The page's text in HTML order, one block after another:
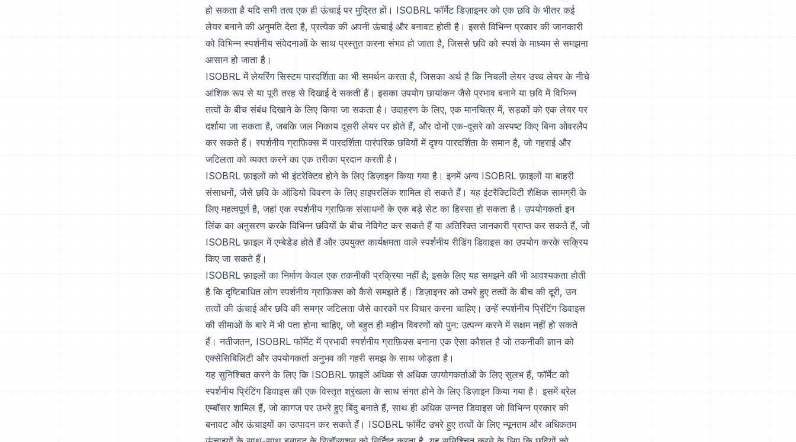
हो सकता है यदि सभी तत्व एक ही ऊंचाई पर मुद्रित हों। ISOBRL फॉर्मेट डिज़ाइनर को एक छवि के भीतर कई
लेयर बनाने की अनुमति देता है, प्रत्येक की अपनी ऊंचाई और बनावट होती है। इससे विभिन्न प्रकार की जानकारी
को विभिन्न स्पर्शनीय संवेदनाओं के साथ प्रस्तुत करना संभव हो जाता है, जिससे छवि को स्पर्श के माध्यम से समझना
आसान हो जाता है।
ISOBRL में लेयरिंग सिस्टम पारदर्शिता का भी समर्थन करता है, जिसका अर्थ है कि निचली लेयर उच्च लेयर के नीचे
आंशिक रूप से या पूरी तरह से दिखाई दे सकती हैं। इसका उपयोग छायांकन जैसे प्रभाव बनाने या छवि में विभिन्न
तत्वों के बीच संबंध दिखाने के लिए किया जा सकता है। उदाहरण के लिए, एक मानचित्र में, सड़कों को एक लेयर पर
दर्शाया जा सकता है, जबकि जल निकाय दूसरी लेयर पर होते हैं, और दोनों एक-दूसरे को अस्पष्ट किए बिना ओवरलैप
कर सकते हैं। स्पर्शनीय ग्राफ़िक्स में पारदर्शिता पारंपरिक छवियों में दृश्य पारदर्शिता के समान है, जो गहराई और
जटिलता को व्यक्त करने का एक तरीका प्रदान करती है।
ISOBRL फ़ाइलों को भी इंटरेक्टिव होने के लिए डिज़ाइन किया गया है। इनमें अन्य ISOBRL फ़ाइलों या बाहरी
संसाधनों, जैसे छवि के ऑडियो विवरण के लिए हाइपरलिंक शामिल हो सकते हैं। यह इंटरैक्टिविटी शैक्षिक सामग्री के
लिए महत्वपूर्ण है, जहां एक स्पर्शनीय ग्राफ़िक संसाधनों के एक बड़े सेट का हिस्सा हो सकता है। उपयोगकर्ता इन
लिंक का अनुसरण करके विभिन्न छवियों के बीच नेविगेट कर सकते हैं या अतिरिक्त जानकारी प्राप्त कर सकते हैं, जो
ISOBRL फ़ाइल में एम्बेडेड होते हैं और उपयुक्त कार्यक्षमता वाले स्पर्शनीय रीडिंग डिवाइस का उपयोग करके सक्रिय
किए जा सकते हैं।
ISOBRL फ़ाइलों का निर्माण केवल एक तकनीकी प्रक्रिया नहीं है; इसके लिए यह समझने की भी आवश्यकता होती
है कि दृष्टिबाधित लोग स्पर्शनीय ग्राफ़िक्स को कैसे समझते हैं। डिज़ाइनर को उभरे हुए तत्वों के बीच की दूरी, उन
तत्वों की ऊंचाई और छवि की समग्र जटिलता जैसे कारकों पर विचार करना चाहिए। उन्हें स्पर्शनीय प्रिंटिंग डिवाइस
की सीमाओं के बारे में भी पता होना चाहिए, जो बहुत ही महीन विवरणों को पुन: उत्पन्न करने में सक्षम नहीं हो सकते
हैं। नतीजतन, ISOBRL फॉर्मेट में प्रभावी स्पर्शनीय ग्राफ़िक्स बनाना एक ऐसा कौशल है जो तकनीकी ज्ञान को
एक्सेसिबिलिटी और उपयोगकर्ता अनुभव की गहरी समझ के साथ जोड़ता है।
यह सुनिश्चित करने के लिए कि ISOBRL फ़ाइलें अधिक से अधिक उपयोगकर्ताओं के लिए सुलभ हैं, फॉर्मेट को
स्पर्शनीय प्रिंटिंग डिवाइस की एक विस्तृत श्रृंखला के साथ संगत होने के लिए डिज़ाइन किया गया है। इसमें ब्रेल
एम्बॉसर शामिल हैं, जो कागज पर उभरे हुए बिंदु बनाते हैं, साथ ही अधिक उन्नत डिवाइस जो विभिन्न प्रकार की
बनावट और ऊंचाइयों का उत्पादन कर सकते हैं। ISOBRL फॉर्मेट उभरे हुए तत्वों के लिए न्यूनतम और अधिकतम